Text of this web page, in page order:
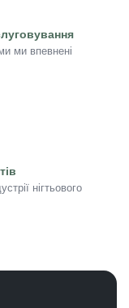
ми впевнені
нігтьового